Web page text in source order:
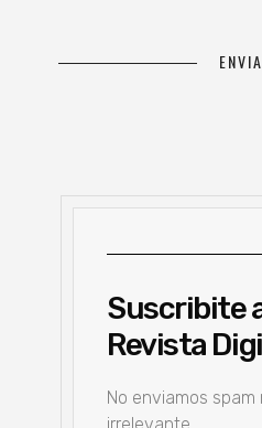
Suscribite
Revista
No enviamos spam